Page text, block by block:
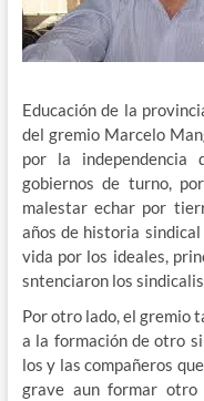
Educación de la
del gremio Marcelo
por la
gobiernos de turno,
malestar echar por
años de historia
vida por los ideales,
sntenciaron los
Por otro lado, el gremio
a la formación de otro
los y las compañeros
grave aun formar otro